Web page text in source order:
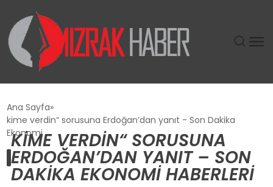
SIYASET
DÜNYA
Ana Sayfa
kime verdin“ sorusuna Erdoğan’dan yanıt - Son Dakika
Ekonomi
KIME VERDIN“ SORUSUNA
ERDOĞAN’DAN YANIT – SON
DAKIKA EKONOMI HABERLERI